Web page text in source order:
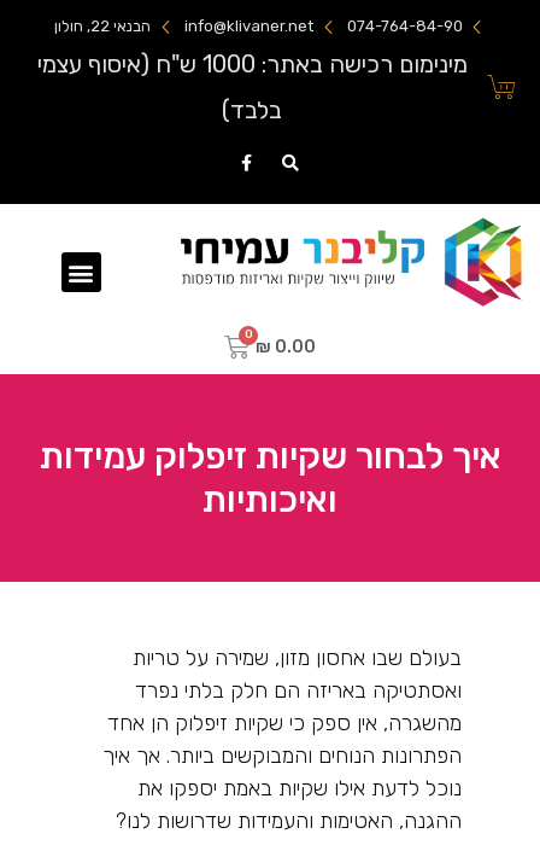
074-764-84-90
info@klivaner.net הבנאי 22, חולון
מינימום רכישה באתר: 1000 ש"ח (איסוף עצמי
בלבד)
₪ 0.00
איך לבחור שקיות זיפלוק עמידות
ואיכותיות
בעולם שבו אחסון מזון, שמירה על טריות
ואסתטיקה באריזה הם חלק בלתי נפרד
מהשגרה, אין ספק כי שקיות זיפלוק הן אחד
הפתרונות הנוחים והמבוקשים ביותר. אך איך
נוכל לדעת אילו שקיות באמת יספקו את
ההגנה, האטימות והעמידות שדרושות לנו?